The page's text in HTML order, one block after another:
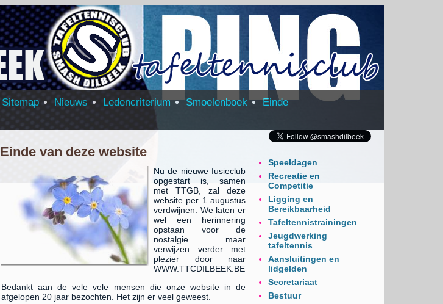
Sitemap Nieuws Ledencriterium Smoelenboek Einde
Einde van deze website
Nu de nieuwe fusieclub
opgestart is, samen
met TTGB, zal deze
website per 1 augustus
verdwijnen. We laten er
wel een herinnering
opstaan voor de
nostalgie maar
verwijzen verder met
plezier door naar
WWW.TTCDILBEEK.BE
Bedankt aan de vele vele mensen die onze website in de
afgelopen 20 jaar bezochten. Het zijn er veel geweest.
Speeldagen
Recreatie en
Competitie
Ligging en
Bereikbaarheid
Tafeltennistrainingen
Jeugdwerking
tafeltennis
Aansluitingen en
lidgelden
Secretariaat
Bestuur